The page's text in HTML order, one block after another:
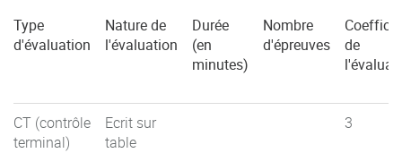
Type
d'évaluation
Nature de
l'évaluation
Durée
(en
minutes)
Nombre
d'épreuves
de
CT (contrôle
terminal)
Ecrit sur
table
3